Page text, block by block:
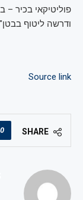
פוליטיקאי בכיר
ודרשה ליטוף
Source link
SHARE
0